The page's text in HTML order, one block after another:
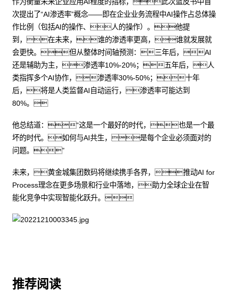
次提出了“AI渗透率”概念——即在企业业务流程中AI操作占总体操
作比例（包括AI的操作、人的操作）。他提
到，在未来，谁的渗透率更高，谁就发展就
会更快。但从整体时间轴预测：三年后，AI
还是辅助为主，渗透率10%-20%；五年后，人
类指挥多个AI协作，渗透率30%-50%；十年
后，将是人类监督AI自动运行，渗透率可能达到
80%。
他总结道：“这是一个最好的时代，也是一个最
坏的时代。如何与AI共生，是每个企业必须面对的
问题。”
未来，黄金城集团数码将继续携手各界，推动AI for
Process理念在更多场景和行业中落地，助力全球企业在智
能化竞争中实现智能化跃升。
推荐阅读